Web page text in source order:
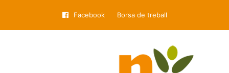
Facebook Borsa de treball